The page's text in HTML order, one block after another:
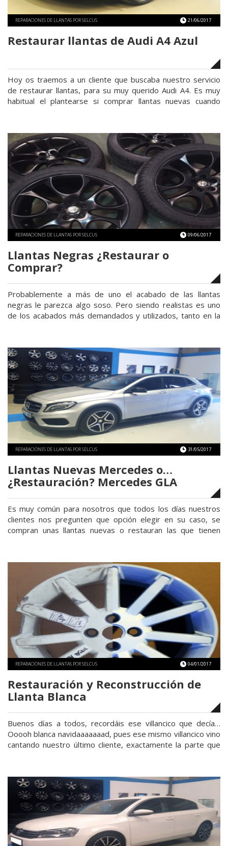
REPARACIONES DE LLANTAS POR SELCUS 21/06/2017
Restaurar llantas de Audi A4 Azul
Hoy os traemos a un cliente que buscaba nuestro servicio
de restaurar llantas, para su muy querido Audi A4. Es muy
habitual el plantearse si comprar llantas nuevas cuando
visualmente con nuestro coche nos incita a ello. Restaurar …
Continuar leyendo«Restaurar
llantas
de
Audi
Azul»
REPARACIONES DE LLANTAS POR SELCUS 09/06/2017
Llantas Negras ¿Restaurar o
Comprar?
Probablemente a más de uno el acabado de las llantas
negras le parezca algo soso. Pero siendo realistas es uno
de los acabados más demandados y utilizados, tanto en la
vamos a tratar las 2 …Continuar leyendo«Llantas
Negras
¿Restaurar
o
Comprar?»
REPARACIONES DE LLANTAS POR SELCUS 31/05/2017
Llantas Nuevas Mercedes o…
¿Restauración? Mercedes GLA
Es muy común para nosotros que todos los días nuestros
clientes nos pregunten que opción elegir en su caso, se
compran unas llantas nuevas o restauran las que tienen
mercedes, este post está orientado a ayudarnos …
Continuar leyendo«Llantas
Nuevas
Mercedes
o…
¿Restauración?
Mercedes
GLA»
REPARACIONES DE LLANTAS POR SELCUS 04/01/2017
Restauración y Reconstrucción de
Llanta Blanca
Buenos días a todos, recordáis ese villancico que decía…
Ooooh blanca navidaaaaaaad, pues ese mismo villancico vino
cantando nuestro último cliente, exactamente la parte que
menos viene a significar lo mismo, y es que …Continuar
leyendo«Restauración
y
Reconstrucción
de
Llanta
Blanca»